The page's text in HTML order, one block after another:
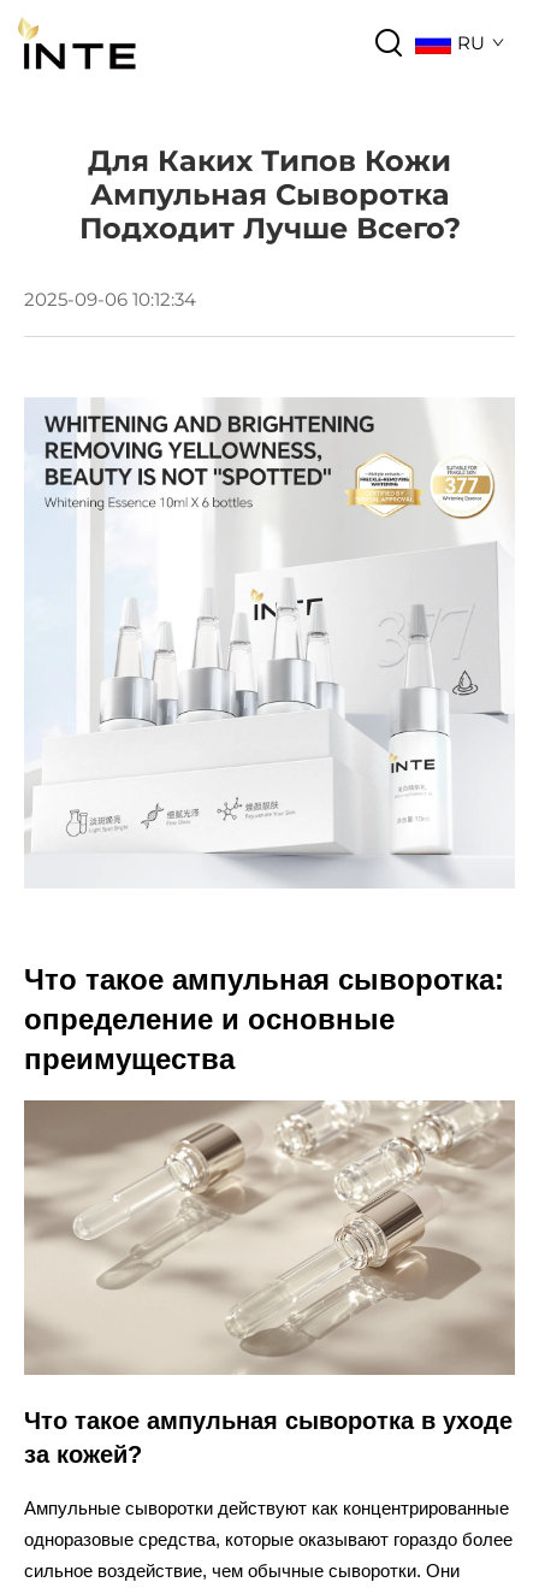
RU
Для Каких Типов Кожи
Ампульная Сыворотка
Подходит Лучше Всего?
2025-09-06 10:12:34
Что такое ампульная сыворотка:
определение и основные
преимущества
Что такое ампульная сыворотка в уходе
за кожей?
Ампульные сыворотки действуют как концентрированные
одноразовые средства, которые оказывают гораздо более
сильное воздействие, чем обычные сыворотки. Они